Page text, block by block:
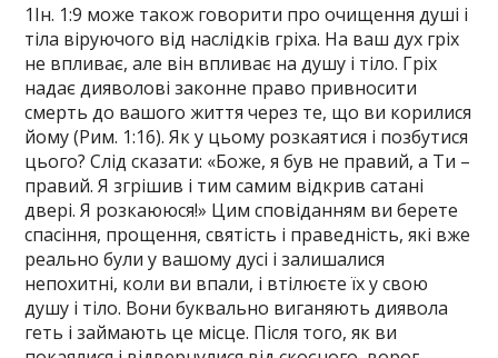
1Ін. 1:9 може також говорити про очищення душі і
тіла віруючого від наслідків гріха. На ваш дух гріх
не впливає, але він впливає на душу і тіло. Гріх
надає дияволові законне право привносити
смерть до вашого життя через те, що ви корилися
йому (Рим. 1:16). Як у цьому розкаятися і позбутися
цього? Слід сказати: «Боже, я був не правий, а Ти –
правий. Я згрішив і тим самим відкрив сатані
двері. Я розкаююся!» Цим сповіданням ви берете
спасіння, прощення, святість і праведність, які вже
реально були у вашому дусі і залишалися
непохитні, коли ви впали, і втілюєте їх у свою
душу і тіло. Вони буквально виганяють диявола
геть і займають це місце. Після того, як ви